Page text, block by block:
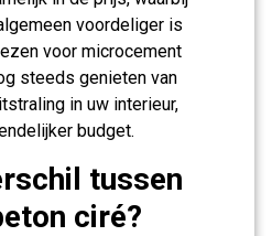
voordeliger is
voor microcement
steeds genieten van
in uw interieur,
budget.
tussen
ciré?